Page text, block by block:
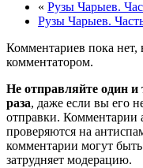
« Рузы Чарыев.
Рузы Чарыев.
Комментариев пока
комментатором.
Не отправляйте один и
раза, даже если вы его
отправки. Комментарии
проверяются на
комментарии могут
затрудняет модерацию.